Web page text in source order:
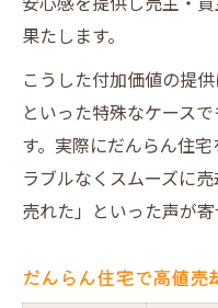
果たします。
こうした付加価値の提
といった特殊なケース
す。実際にだんらん住
ラブルなくスムーズに
売れた」といった声が寄
だんらん住宅で高値売